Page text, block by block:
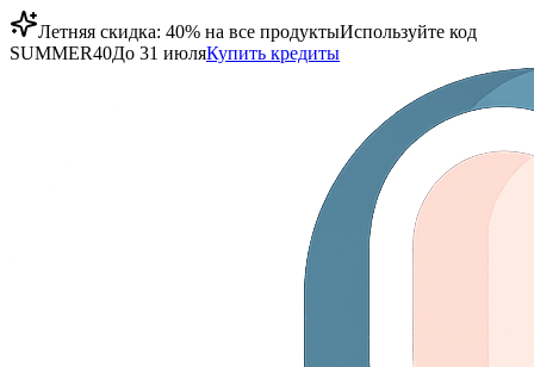
Летняя скидка: 40% на все продуктыИспользуйте код
SUMMER40До 31 июляКупить кредиты